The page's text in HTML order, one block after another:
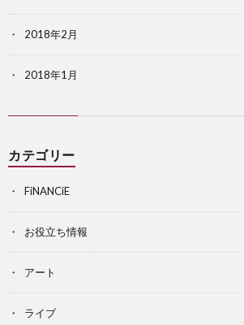
2018年2月
2018年1月
カテゴリー
FiNANCiE
お役立ち情報
アート
ライブ